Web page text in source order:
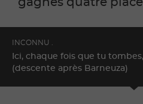
gagnes quatre
INCONNU .
Ici, chaque fois que tu
(descente après Barneuza)